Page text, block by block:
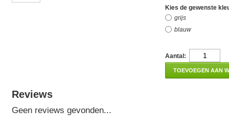
Kies de gewenste
grijs
blauw
Aantal:
TOEVOEGEN AAN
Reviews
Geen reviews gevonden...